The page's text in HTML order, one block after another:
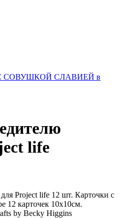
С СОВУШКОЙ СЛАВИЕЙ в
life
Project life 12 шт. Карточки с
12 карточек 10х10см.
by Becky Higgins